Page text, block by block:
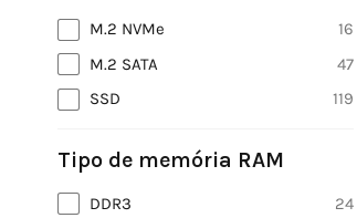
M.2 NVMe
16
M.2 SATA
47
SSD
119
Tipo de memória RAM
DDR3
24